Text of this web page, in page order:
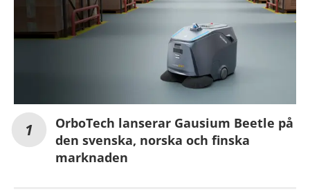
OrboTech lanserar Gausium Beetle på
den svenska, norska och finska
marknaden